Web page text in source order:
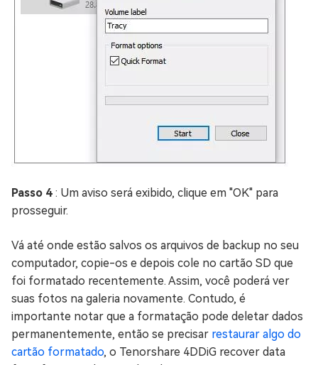
Passo 4 : Um aviso será exibido, clique em "OK" para
prosseguir.
Vá até onde estão salvos os arquivos de backup no seu
computador, copie-os e depois cole no cartão SD que
foi formatado recentemente. Assim, você poderá ver
suas fotos na galeria novamente. Contudo, é
importante notar que a formatação pode deletar dados
permanentemente, então se precisar restaurar algo do
cartão formatado, o Tenorshare 4DDiG recover data